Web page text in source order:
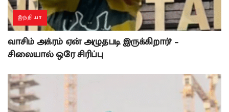
இந்தியா
வாசிம் அக்ரம் ஏன் அழுதபடி இருக்கிறார்? –
சிலையால் ஒரே சிரிப்பு